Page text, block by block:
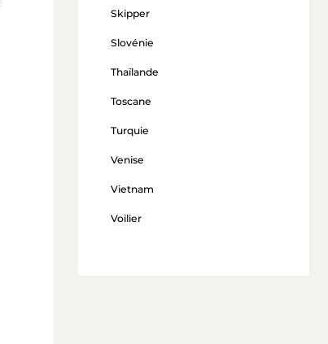
Skipper
Slovénie
Thaïlande
Toscane
Turquie
Venise
Vietnam
Voilier